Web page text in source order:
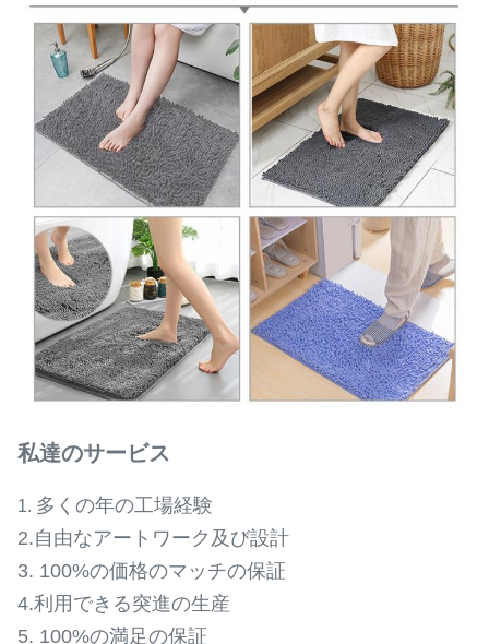
私達のサービス
1. 多くの年の工場経験
2.自由なアートワーク及び設計
3. 100%の価格のマッチの保証
4.利用できる突進の生産
5. 100%の満足の保証